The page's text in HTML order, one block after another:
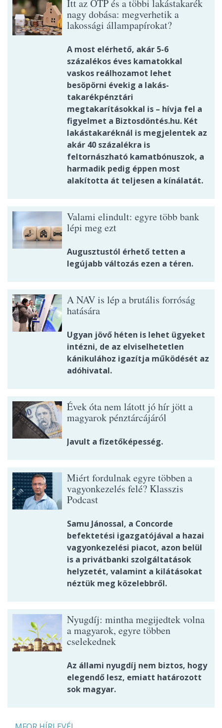
Itt az OTP és a többi lakástakarék
nagy dobása: megverhetik a
lakossági állampapírokat?
A most elérhető, akár 5-6
százalékos éves kamatokkal
vaskos reálhozamot lehet
besöpörni évekig a lakás-
takarékpénztári
megtakarításokkal is – hívja fel a
figyelmet a Biztosdöntés.hu. Két
lakástakaréknál is megjelentek az
akár 40 százalékra is
feltornászható kamatbónuszok, a
harmadik pedig éppen most
alakította át teljesen a kínálatát.
Valami elindult: egyre több bank
lépi meg ezt
Augusztustól érhető tetten a
legújabb változás ezen a téren.
A NAV is lép a brutális forróság
hatására
Ugyan jövő héten is lehet ügyeket
intézni, de az elviselhetetlen
kánikulához igazítja működését az
adóhivatal.
Évek óta nem látott jó hír jött a
magyarok pénztárcájáról
Javult a fizetőképesség.
Miért fordulnak egyre többen a
vagyonkezelés felé? Klasszis
Podcast
Samu Jánossal, a Concorde
befektetési igazgatójával a hazai
vagyonkezelési piacot, azon belül
is a privátbanki szolgáltatások
helyzetét, valamint a kilátásokat
néztük meg közelebbről.
Nyugdíj: mintha megijedtek volna
a magyarok, egyre többen
cselekednek
Az állami nyugdíj nem biztos, hogy
elegendő lesz, emiatt határozott
sok magyar.